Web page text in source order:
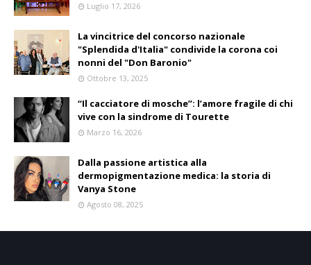
Luglio 17, 2026
La vincitrice del concorso nazionale
"Splendida d'Italia" condivide la corona coi
nonni del "Don Baronio"
Ottobre 13, 2025
“Il cacciatore di mosche”: l’amore fragile di chi
vive con la sindrome di Tourette
Marzo 16, 2026
Dalla passione artistica alla
dermopigmentazione medica: la storia di
Vanya Stone
Agosto 08, 2025